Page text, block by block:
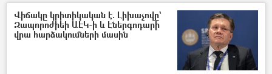
Ռուսաստան
Հայաստան
Վիճակը կրիտիկական է. Լիխաչովը`
Զապորոժիեի ԱԷԿ-ի և Էներգոդարի
վրա հարձակումների մասին